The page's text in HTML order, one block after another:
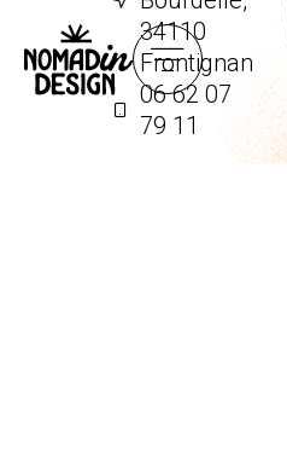
34110
Frontignan
06 62 07
79 11